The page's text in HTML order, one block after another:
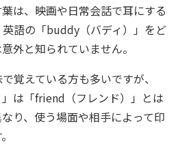
は、映画や日常会話で耳にする
語の「buddy（バディ）」をど
外と知られていません。
覚えている方も多いですが、
」は「friend（フレンド）」とは
り、使う場面や相手によって印